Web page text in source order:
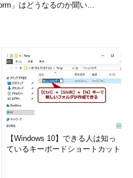
」はどうなるのか聞い...
【Windows 10】できる人は知っ
ているキーボードショートカット